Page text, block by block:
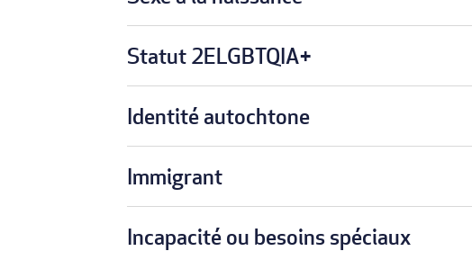
Statut 2ELGBTQIA+
Identité autochtone
Immigrant
Incapacité ou besoins spéciaux